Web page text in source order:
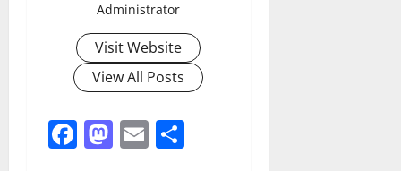
Administrator
Visit Website
View All Posts
Facebook
Mastodon
Email